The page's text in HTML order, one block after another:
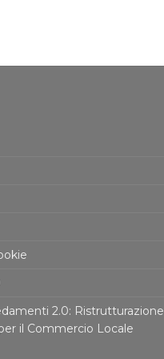
2.0: Ristrutturazione
il Commercio Locale